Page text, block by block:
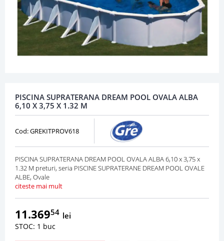
PISCINA SUPRATERANA DREAM POOL OVALA ALBA
6,10 X 3,75 X 1.32 M
Cod: GREKITPROV618
PISCINA SUPRATERANA DREAM POOL OVALA ALBA 6,10 x 3,75 x
1.32 M preturi, seria PISCINE SUPRATERANE DREAM POOL OVALE
ALBE, Ovale
citeste mai mult
11.36954 lei
STOC: 1 buc